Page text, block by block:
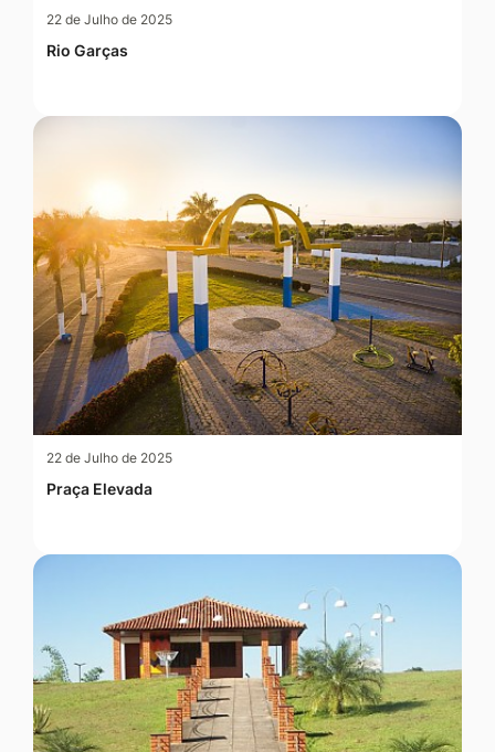
22 de Julho de 2025
Rio Garças
22 de Julho de 2025
Praça Elevada